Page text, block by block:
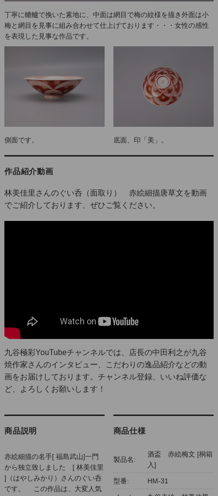
丁寧に轆轤で挽いた素地に、中面は網目で梅の紋様を描き外面は小
梅と網目を見事に組み合わせて仕上げております・・・女性の感性
を表現した見事な作品です。
側面です。 底面、印「美」。
作品紹介動画
林美佳里さんのぐい呑（面取り） 赤絵細描唐草文を動画
でご紹介しております、ぜひご覧ください。
九谷極彩YouTubeチャンネルでは、店長の中田利之が九谷
焼作家さんのインタビュー、こだわりの逸品紹介などの動
画をお届けしております。チャンネル登録、いいね評価な
ど、よろしくお願いします！
商品説明
赤絵細描の名手[ 福島武山]一門
から独立致しました [ 林美佳里
]（はやしみかり）さんのぐい呑
です。 この作品は、大変人気
商品仕様
製品名:
酒盃 赤絵梅文 [桐箱
入]
型番: HM-31